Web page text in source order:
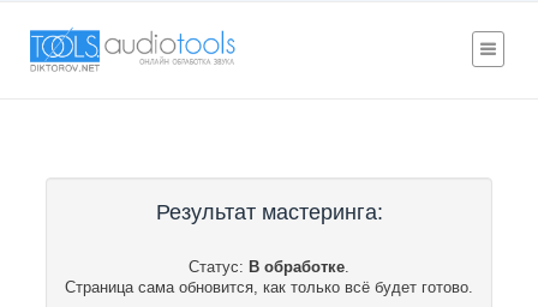
Результат мастеринга:
Статус: В обработке.
Страница сама обновится, как только всё будет готово.